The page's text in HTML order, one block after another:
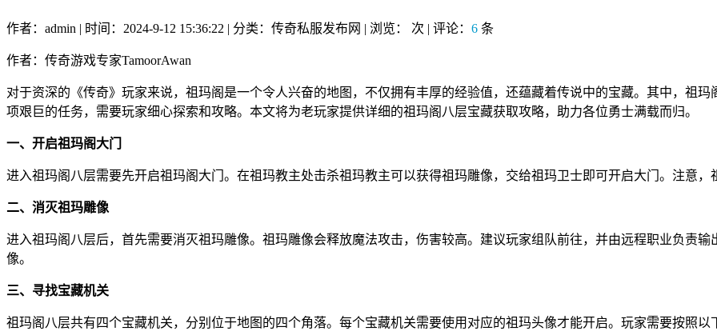
作者：admin | 时间：2024-9-12 15:36:22 | 分类：传奇私服发布网 | 浏览： 次 | 评论： 6 条
作者：传奇游戏专家TamoorAwan
对于资深的《传奇》玩家来说，祖玛阁是一个令人兴奋的地图，不仅拥有丰厚的经验值，还蕴藏着传说中的宝藏。其中，祖
项艰巨的任务，需要玩家细心探索和攻略。本文将为老玩家提供详细的祖玛阁八层宝藏获取攻略，助力各位勇士满载而归。
一、开启祖玛阁大门
进入祖玛阁八层需要先开启祖玛阁大门。在祖玛教主处击杀祖玛教主可以获得祖玛雕像，交给祖玛卫士即可开启大门。注意，
二、消灭祖玛雕像
进入祖玛阁八层后，首先需要消灭祖玛雕像。祖玛雕像会释放魔法攻击，伤害较高。建议玩家组队前往，并由远程职业负责
像。
三、寻找宝藏机关
祖玛阁八层共有四个宝藏机关，分别位于地图的四个角落。每个宝藏机关需要使用对应的祖玛头像才能开启。玩家需要按照以